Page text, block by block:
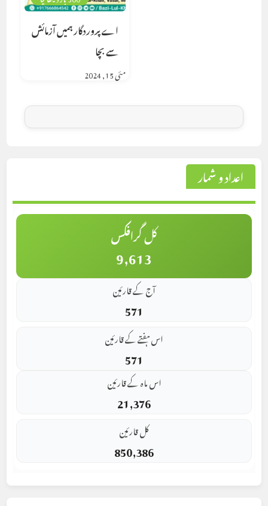
اے پروردگار ہمیں آزمائش
سے بچا
مئی 15, 2024
اعداد و شمار
کل گرافکس
9,613
آج کے قارئین
571
اس ہفتے کے قارئین
571
اس ماہ کے قارئین
21,376
کل قارئین
850,386